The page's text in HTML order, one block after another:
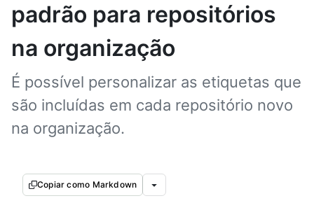
padrão para repositórios
na organização
É possível personalizar as etiquetas que
são incluídas em cada repositório novo
na organização.
Copiar como Markdown